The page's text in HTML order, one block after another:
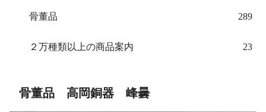
骨董品 289
２万種類以上の商品案内 23
骨董品 高岡銅器 峰曇